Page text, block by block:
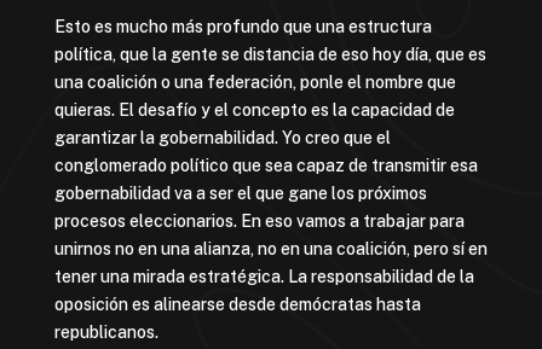
Esto es mucho más profundo que una estructura
política, que la gente se distancia de eso hoy día, que es
una coalición o una federación, ponle el nombre que
quieras. El desafío y el concepto es la capacidad de
garantizar la gobernabilidad. Yo creo que el
conglomerado político que sea capaz de transmitir esa
gobernabilidad va a ser el que gane los próximos
procesos eleccionarios. En eso vamos a trabajar para
unirnos no en una alianza, no en una coalición, pero sí en
tener una mirada estratégica. La responsabilidad de la
oposición es alinearse desde demócratas hasta
republicanos.